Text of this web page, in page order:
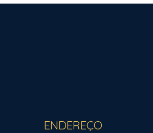
ENDEREÇO